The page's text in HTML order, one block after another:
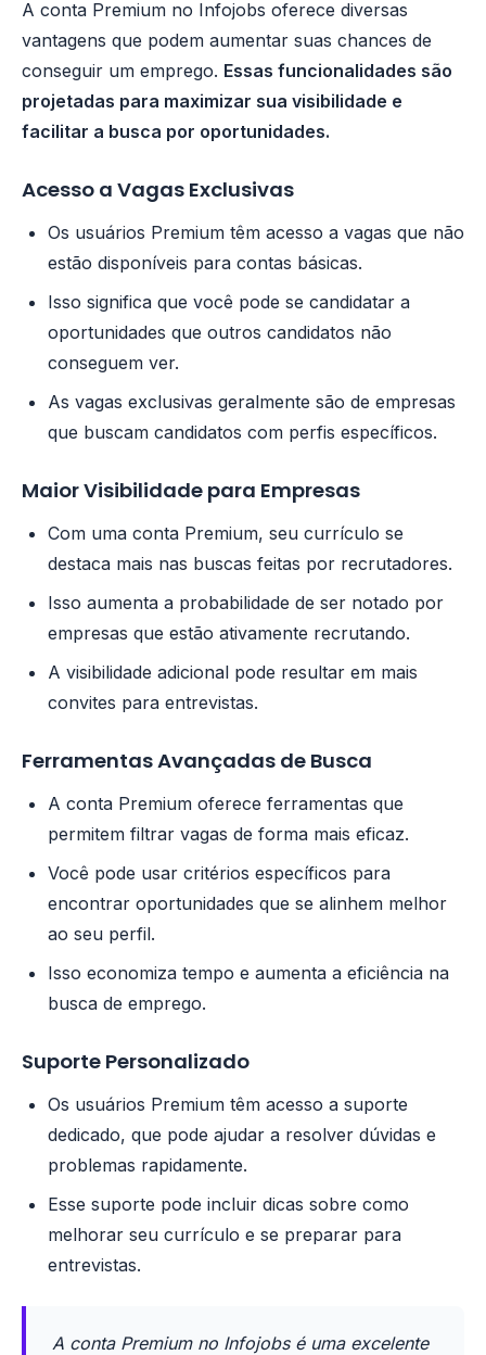
A conta Premium no Infojobs oferece diversas
vantagens que podem aumentar suas chances de
conseguir um emprego. Essas funcionalidades são
projetadas para maximizar sua visibilidade e
facilitar a busca por oportunidades.
Acesso a Vagas Exclusivas
Os usuários Premium têm acesso a vagas que não
estão disponíveis para contas básicas.
Isso significa que você pode se candidatar a
oportunidades que outros candidatos não
conseguem ver.
As vagas exclusivas geralmente são de empresas
que buscam candidatos com perfis específicos.
Maior Visibilidade para Empresas
Com uma conta Premium, seu currículo se
destaca mais nas buscas feitas por recrutadores.
Isso aumenta a probabilidade de ser notado por
empresas que estão ativamente recrutando.
A visibilidade adicional pode resultar em mais
convites para entrevistas.
Ferramentas Avançadas de Busca
A conta Premium oferece ferramentas que
permitem filtrar vagas de forma mais eficaz.
Você pode usar critérios específicos para
encontrar oportunidades que se alinhem melhor
ao seu perfil.
Isso economiza tempo e aumenta a eficiência na
busca de emprego.
Suporte Personalizado
Os usuários Premium têm acesso a suporte
dedicado, que pode ajudar a resolver dúvidas e
problemas rapidamente.
Esse suporte pode incluir dicas sobre como
melhorar seu currículo e se preparar para
entrevistas.
A conta Premium no Infojobs é uma excelente